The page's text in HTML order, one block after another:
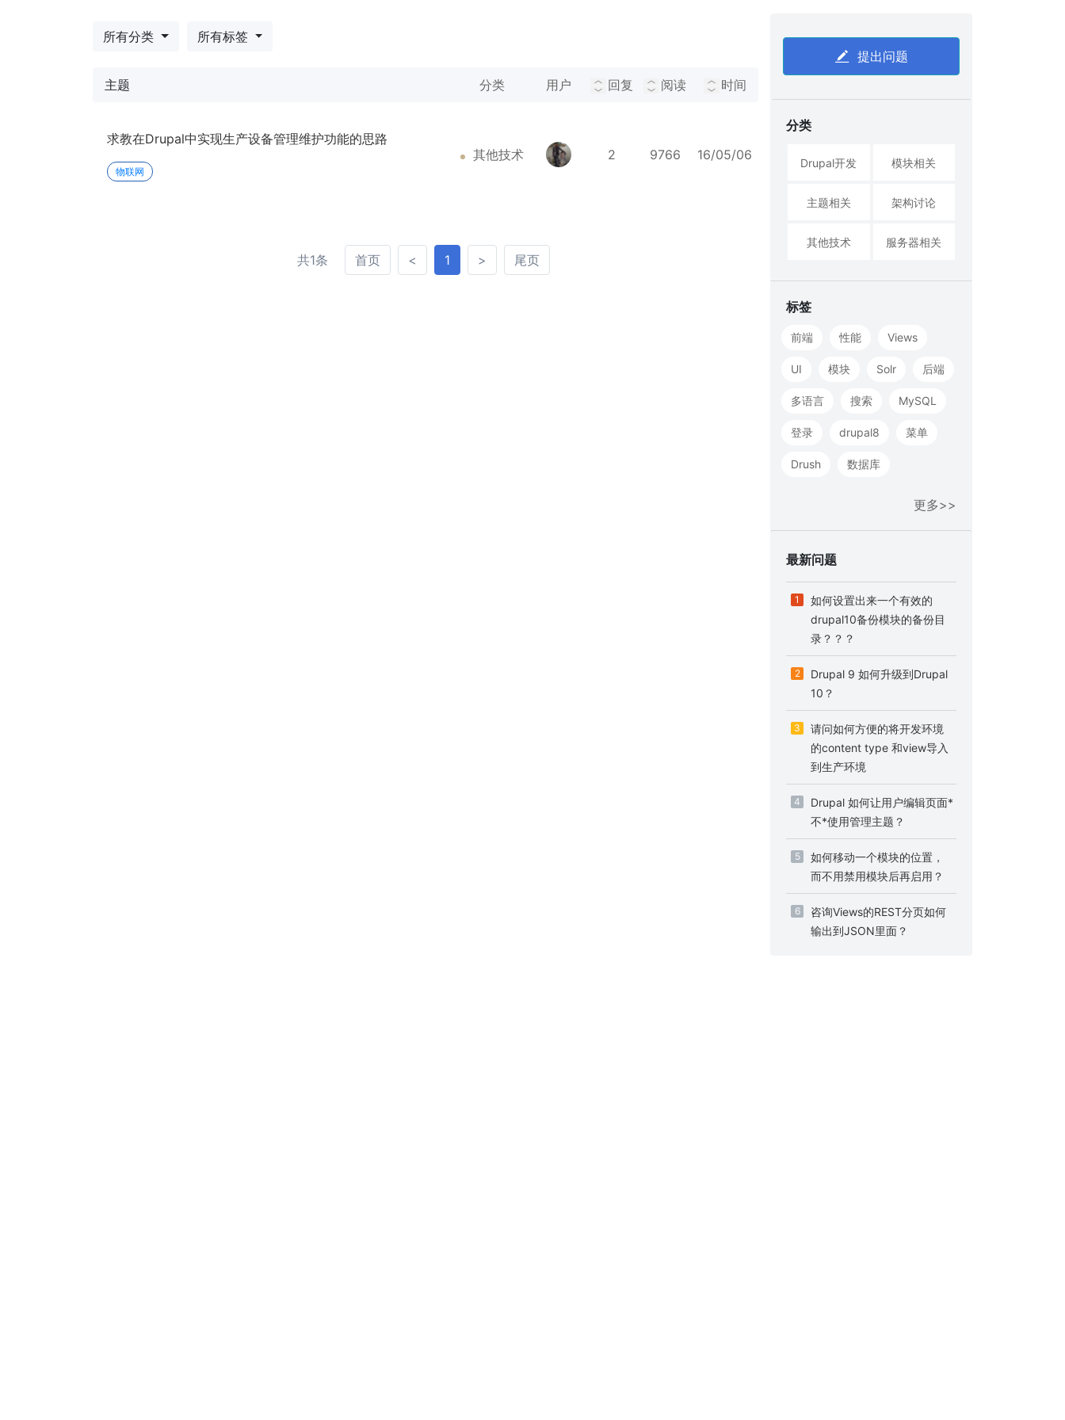
所有分类 所有标签
主题 分类 用户 回复 阅读 时间
求教在Drupal中实现生产设备管理维护功能的思路
物联网
其他技术 2 9766 16/05/06
共1条 首页首页 < 1 > 尾页尾页
提出问题
分类
Drupal开发 模块相关
主题相关 架构讨论
其他技术 服务器相关
标签
前端 性能 Views
UI 模块 Solr 后端
多语言 搜索 MySQL
登录 drupal8 菜单
Drush 数据库
更多>>
最新问题
1
如何设置出来一个有效的
drupal10备份模块的备份目
录？？？
2
Drupal 9 如何升级到Drupal
10？
3
请问如何方便的将开发环境
的content type 和view导入
到生产环境
4
Drupal 如何让用户编辑页面*
不*使用管理主题？
5
如何移动一个模块的位置，
而不用禁用模块后再启用？
6
咨询Views的REST分页如何
输出到JSON里面？